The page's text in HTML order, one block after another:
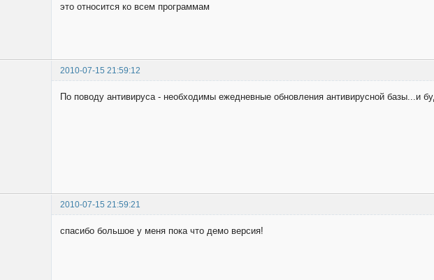
это относится ко всем программам
2010-07-15 21:59:12
По поводу антивируса - необходимы ежедневные обновления антивирусной базы...и
2010-07-15 21:59:21
спасибо большое у меня пока что демо версия!